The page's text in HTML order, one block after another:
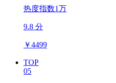
热度指数1万
9.8 分
￥4499
TOP
05